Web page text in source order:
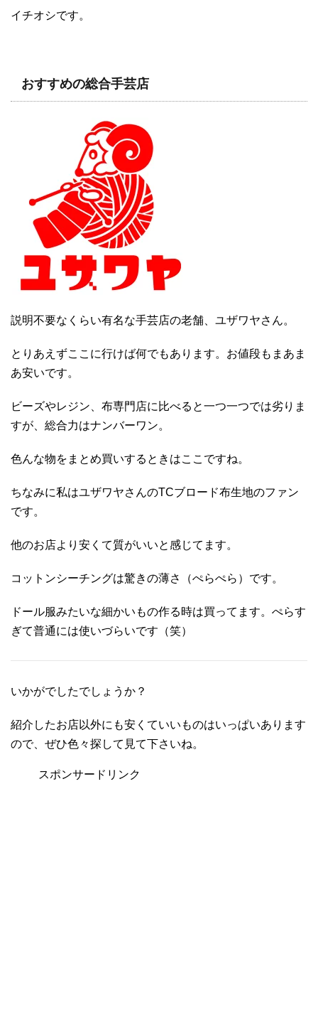
イチオシです。
おすすめの総合手芸店
説明不要なくらい有名な手芸店の老舗、ユザワヤさん。
とりあえずここに行けば何でもあります。お値段もまあま
あ安いです。
ビーズやレジン、布専門店に比べると一つ一つでは劣りま
すが、総合力はナンバーワン。
色んな物をまとめ買いするときはここですね。
ちなみに私はユザワヤさんのTCブロード布生地のファン
です。
他のお店より安くて質がいいと感じてます。
コットンシーチングは驚きの薄さ（ぺらぺら）です。
ドール服みたいな細かいもの作る時は買ってます。ぺらす
ぎて普通には使いづらいです（笑）
いかがでしたでしょうか？
紹介したお店以外にも安くていいものはいっぱいあります
ので、ぜひ色々探して見て下さいね。
スポンサードリンク